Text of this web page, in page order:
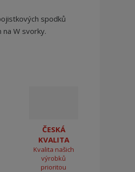
spodků
W svorky.
ČESKÁ
KVALITA
Kvalita našich
výrobků
prioritou